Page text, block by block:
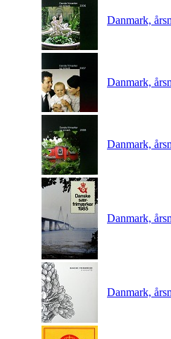
Danmark,
Danmark,
Danmark,
Danmark,
Danmark,